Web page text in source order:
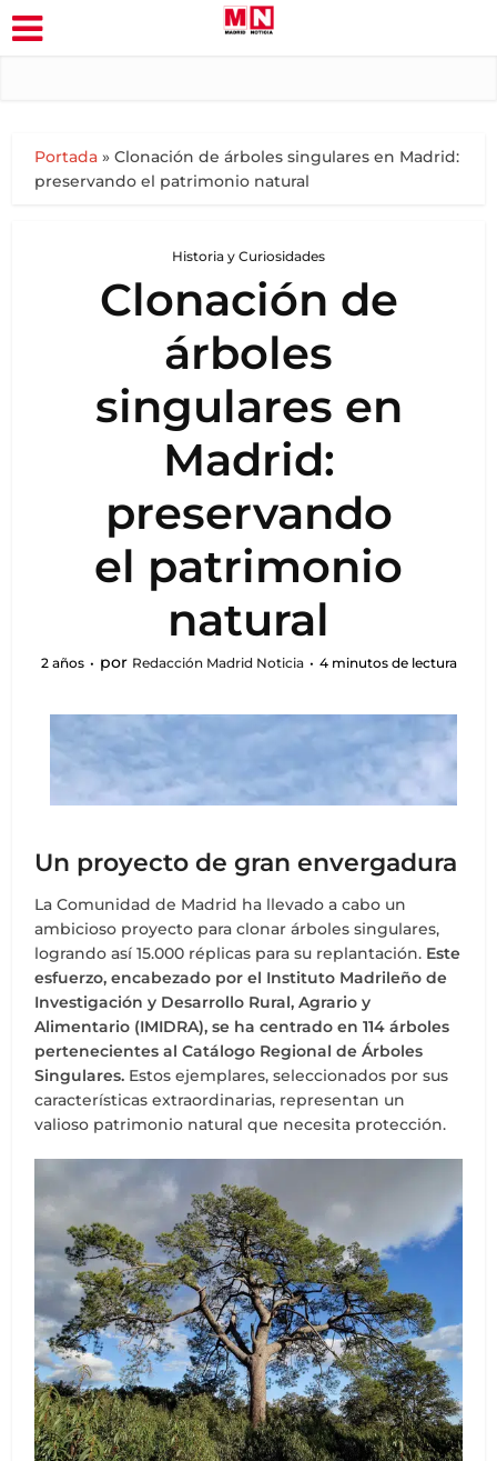
Portada »Clonación de árboles singulares en Madrid:
preservando el patrimonio natural
Historia y Curiosidades
Clonación de
árboles
singulares en
Madrid:
preservando
el patrimonio
natural
2 años por Redacción Madrid Noticia 4 minutos de lectura
Un proyecto de gran envergadura
La Comunidad de Madrid ha llevado a cabo un
ambicioso proyecto para clonar árboles singulares,
logrando así 15.000 réplicas para su replantación. Este
esfuerzo, encabezado por el Instituto Madrileño de
Investigación y Desarrollo Rural, Agrario y
Alimentario (IMIDRA), se ha centrado en 114 árboles
pertenecientes al Catálogo Regional de Árboles
Singulares. Estos ejemplares, seleccionados por sus
características extraordinarias, representan un
valioso patrimonio natural que necesita protección.